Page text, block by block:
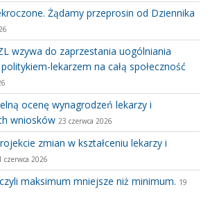
Żądamy przeprosin od Dziennika
wzywa do zaprzestania uogólniania
lekarzem na całą społeczność
ocenę wynagrodzeń lekarzy i
wniosków 23 czerwca 2026
zmian w kształceniu lekarzy i
czerwca 2026
maksimum mniejsze niż minimum. 19